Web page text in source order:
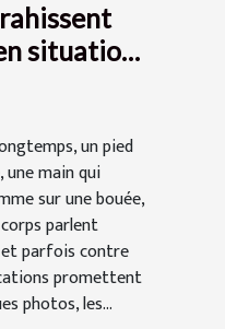
situation
un pied
main qui
sur une bouée,
parlent
parfois contre
promettent
photos, les...